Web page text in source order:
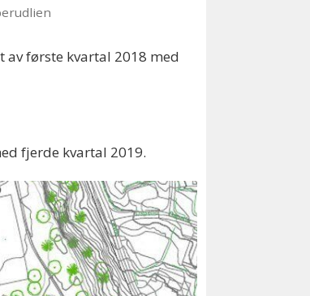
av første kvartal 2018 med
fjerde kvartal 2019.